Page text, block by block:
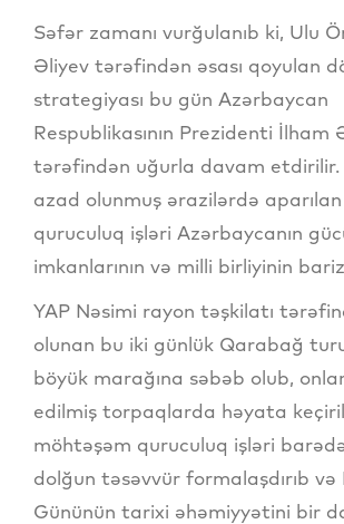
Səfər zamanı vurğulanıb ki, Ulu
Əliyev tərəfindən əsası qoyulan
strategiyası bu gün Azərbaycan
Respublikasının Prezidenti İlham
tərəfindən uğurla davam etdirilir.
azad olunmuş ərazilərdə
quruculuq işləri Azərbaycanın
imkanlarının və milli birliyinin
YAP Nəsimi rayon təşkilatı
olunan bu iki günlük Qarabağ
böyük marağına səbəb olub,
edilmiş torpaqlarda həyata
möhtəşəm quruculuq işləri
dolğun təsəvvür formalaşdırıb
Gününün tarixi əhəmiyyətini bir